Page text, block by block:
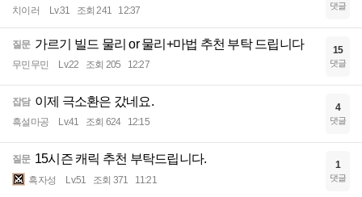
치이러 Lv.31 조회 241 12:37 댓글
질문 가르기 빌드 물리 or 물리+마법 추천 부탁 드립니다
무민무민 Lv.22 조회 205 12:27
15
댓글
잡담 이제 극소환은 갔네요.
흑설마공 Lv.41 조회 624 12:15
4
댓글
질문 15시즌 캐릭 추천 부탁드립니다.
흑자성 Lv.51 조회 371 11:21
1
댓글